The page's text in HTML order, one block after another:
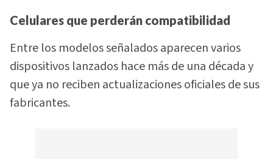
Celulares que perderán compatibilidad
Entre los modelos señalados aparecen varios
dispositivos lanzados hace más de una década y
que ya no reciben actualizaciones oficiales de sus
fabricantes.